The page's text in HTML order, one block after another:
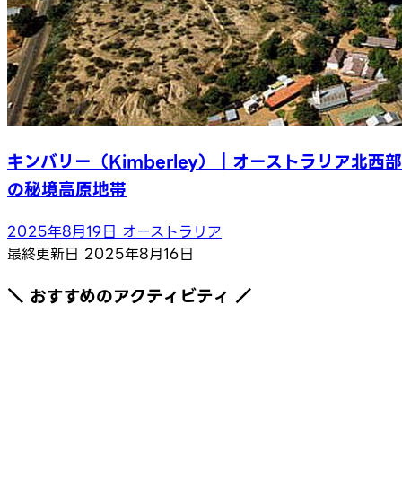
キンバリー（Kimberley）｜オーストラリア北西部
の秘境高原地帯
2025年8月19日 オーストラリア
最終更新日 2025年8月16日
＼ おすすめのアクティビティ ／